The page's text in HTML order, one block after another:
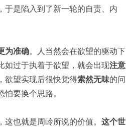
于是陷入到了新一轮的自责、内
为准确。人当然会在欲望的驱动下
过于执着于欲望，就会出现注意
欲望实现后很快觉得索然无味的问
要换个思路。
，这也就是周岭所说的价值。 这个世